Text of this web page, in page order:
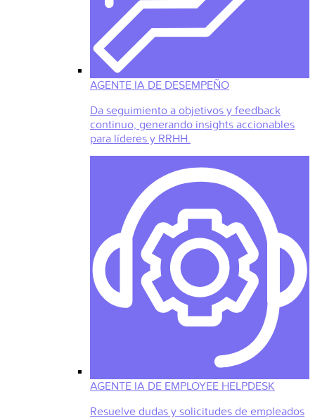
AGENTE IA DE DESEMPEÑO
Da seguimiento a objetivos y feedback
continuo, generando insights accionables
para líderes y RRHH.
AGENTE IA DE EMPLOYEE HELPDESK
Resuelve dudas y solicitudes de empleados